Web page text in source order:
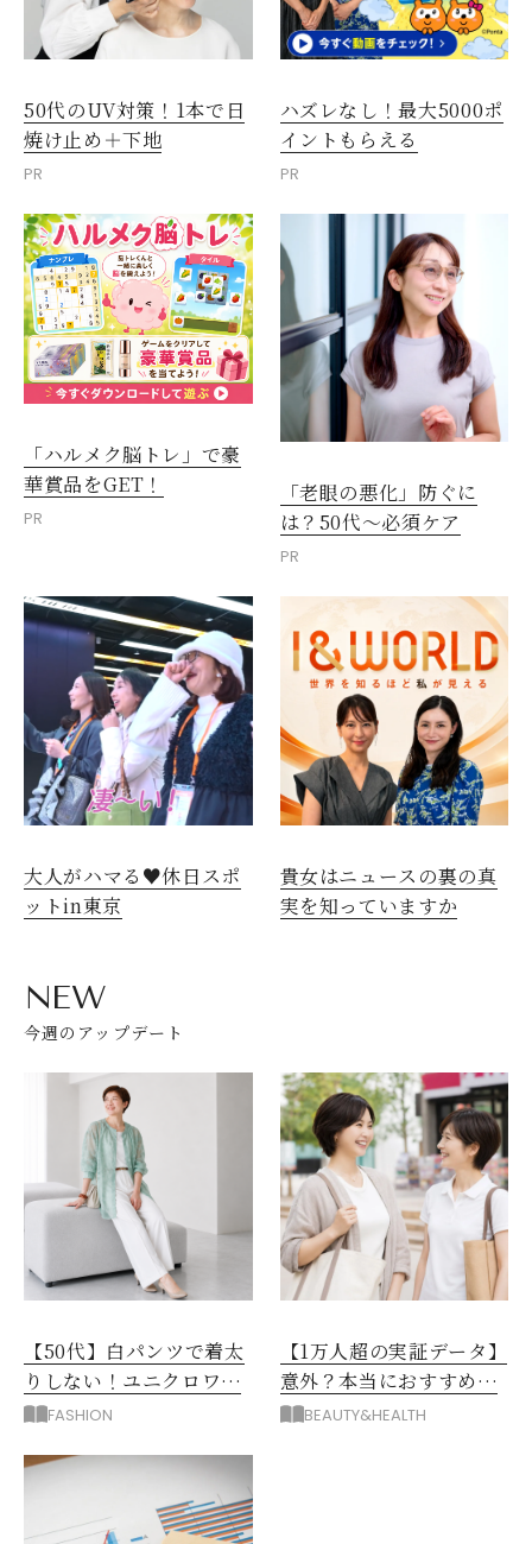
50代のUV対策！1本で日
焼け止め＋下地
PR
ハズレなし！最大5000ポ
イントもらえる
PR
「ハルメク脳トレ」で豪
華賞品をGET！
PR
「老眼の悪化」防ぐに
は？50代～必須ケア
PR
大人がハマる♥休日スポ
ットin東京
貴女はニュースの裏の真
実を知っていますか
NEW
今週のアップデート
【50代】白パンツで着太
りしない！ユニクロワイ
ドパンツ夏の着回しテク
FASHION
【1万人超の実証データ】
意外？本当におすすめな
運動とストレス解消法と
BEAUTY&HEALTH